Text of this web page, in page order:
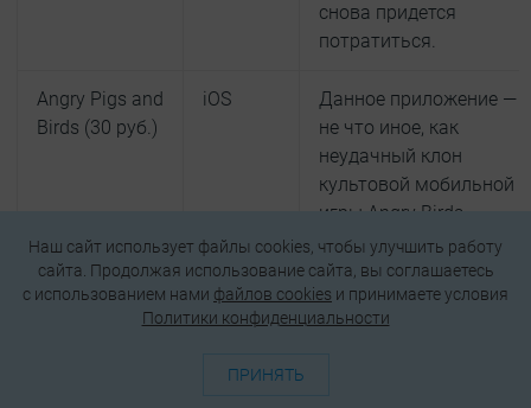
снова придется
потратиться.
Angry Pigs and
Birds (30 руб.)
iOS
Данное приложение —
не что иное, как
неудачный клон
культовой мобильной
игры Angry Birds.
Пользователей,
попавшихся на крючок
и купивших такую
подделку, ожидают
Наш сайт использует файлы cookies, чтобы улучшить работу
сайта. Продолжая использование сайта, вы соглашаетесь
c использованием нами файлов cookies и принимаете условия
Политики конфиденциальности
ПРИНЯТЬ